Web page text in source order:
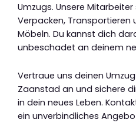
Umzugs. Unsere
Verpacken, Transportieren
Möbeln. Du kannst dich
unbeschadet an deinem
Vertraue uns deinen
Zaanstad an und sichere
in dein neues Leben.
ein unverbindliches